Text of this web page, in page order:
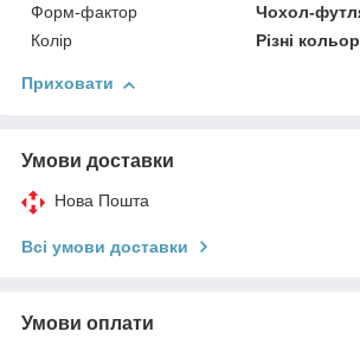
Форм-фактор
Чохол-
Колір
Різні
Приховати
Умови доставки
Нова Пошта
Всі умови доставки
Умови оплати